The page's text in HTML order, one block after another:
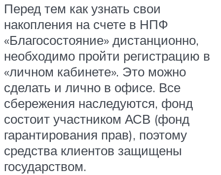
Перед тем как узнать свои
накопления на счете в НПФ
«Благосостояние» дистанционно,
необходимо пройти регистрацию в
«личном кабинете». Это можно
сделать и лично в офисе. Все
сбережения наследуются, фонд
состоит участником АСВ (фонд
гарантирования прав), поэтому
средства клиентов защищены
государством.